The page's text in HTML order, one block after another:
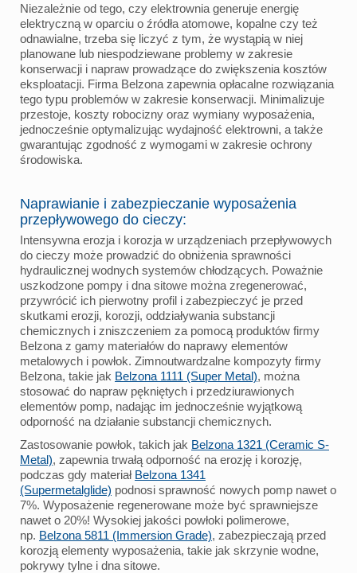
Niezależnie od tego, czy elektrownia generuje energię
elektryczną w oparciu o źródła atomowe, kopalne czy też
odnawialne, trzeba się liczyć z tym, że wystąpią w niej
planowane lub niespodziewane problemy w zakresie
konserwacji i napraw prowadzące do zwiększenia kosztów
eksploatacji. Firma Belzona zapewnia opłacalne rozwiązania
tego typu problemów w zakresie konserwacji. Minimalizuje
przestoje, koszty robocizny oraz wymiany wyposażenia,
jednocześnie optymalizując wydajność elektrowni, a także
gwarantując zgodność z wymogami w zakresie ochrony
środowiska.
Naprawianie i zabezpieczanie wyposażenia
przepływowego do cieczy:
Intensywna erozja i korozja w urządzeniach przepływowych
do cieczy może prowadzić do obniżenia sprawności
hydraulicznej wodnych systemów chłodzących. Poważnie
uszkodzone pompy i dna sitowe można zregenerować,
przywrócić ich pierwotny profil i zabezpieczyć je przed
skutkami erozji, korozji, oddziaływania substancji
chemicznych i zniszczeniem za pomocą produktów firmy
Belzona z gamy materiałów do naprawy elementów
metalowych i powłok. Zimnoutwardzalne kompozyty firmy
Belzona, takie jak Belzona 1111 (Super Metal), można
stosować do napraw pękniętych i przedziurawionych
elementów pomp, nadając im jednocześnie wyjątkową
odporność na działanie substancji chemicznych.
Zastosowanie powłok, takich jak Belzona 1321 (Ceramic S-
Metal), zapewnia trwałą odporność na erozję i korozję,
podczas gdy materiał Belzona 1341
(Supermetalglide) podnosi sprawność nowych pomp nawet o
7%. Wyposażenie regenerowane może być sprawniejsze
nawet o 20%! Wysokiej jakości powłoki polimerowe,
np. Belzona 5811 (Immersion Grade), zabezpieczają przed
korozją elementy wyposażenia, takie jak skrzynie wodne,
pokrywy tylne i dna sitowe.